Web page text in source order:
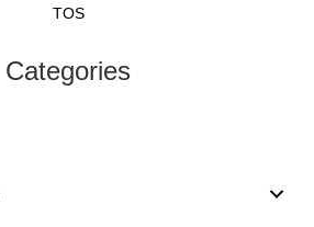
TOS
Categories